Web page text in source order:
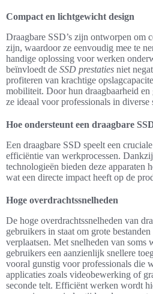
Compact en lichtgewicht design
Draagbare SSD’s zijn ontworpen om
zijn, waardoor ze eenvoudig mee te
handige oplossing voor werken
beïnvloedt de SSD prestaties niet
profiteren van krachtige
mobiliteit. Door hun draagbaarheid
ze ideaal voor professionals in diverse
Hoe ondersteunt een draagbare
Een draagbare SSD speelt een
efficiëntie van werkprocessen.
technologieën bieden deze apparaten
wat een directe impact heeft op de
Hoge overdrachtssnelheden
De hoge overdrachtssnelheden van
gebruikers in staat om grote
verplaatsen. Met snelheden van soms
gebruikers een aanzienlijk snellere
vooral gunstig voor professionals die
applicaties zoals videobewerking of
seconde telt. Efficiënt werken wordt